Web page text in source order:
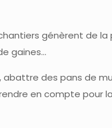
génèrent de la
gaines…
des pans de
en compte pour la